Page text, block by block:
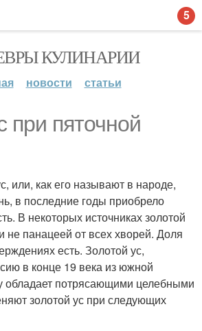
КУЛИНАРИИ
новости статьи
при пяточной
или, как его называют в народе,
в последние годы приобрело
В некоторых источниках золотой
не панацеей от всех хворей. Доля
есть. Золотой ус,
в конце 19 века из южной
обладает потрясающими целебными
золотой ус при следующих
5